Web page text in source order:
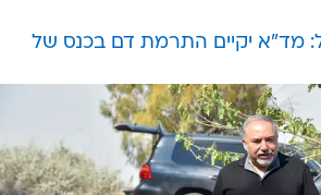
מד"א יקיים התרמת דם בכנס של